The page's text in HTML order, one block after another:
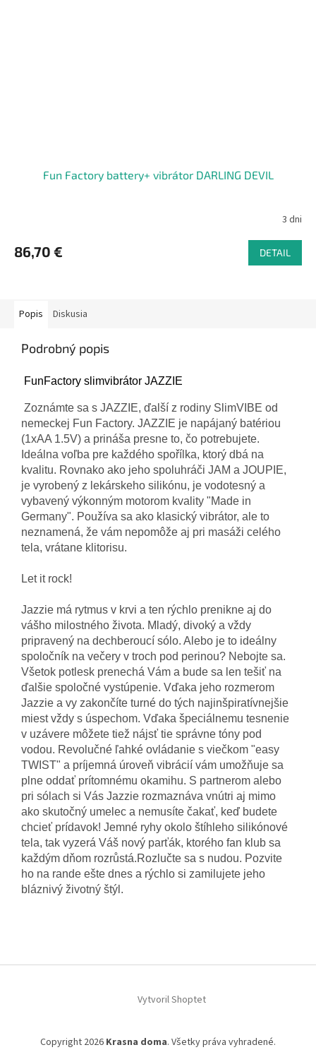
Fun Factory battery+ vibrátor DARLING DEVIL
3 dni
86,70 € DETAIL
Popis Diskusia
Podrobný popis
FunFactory slimvibrátor JAZZIE
Zoznámte sa s JAZZIE, ďalší z rodiny SlimVIBE od
nemeckej Fun Factory. JAZZIE je napájaný batériou
(1xAA 1.5V) a prináša presne to, čo potrebujete.
Ideálna voľba pre každého spořílka, ktorý dbá na
kvalitu. Rovnako ako jeho spoluhráči JAM a JOUPIE,
je vyrobený z lekárskeho silikónu, je vodotesný a
vybavený výkonným motorom kvality "Made in
Germany". Používa sa ako klasický vibrátor, ale to
neznamená, že vám nepomôže aj pri masáži celého
tela, vrátane klitorisu.
Let it rock!
Jazzie má rytmus v krvi a ten rýchlo prenikne aj do
vášho milostného života. Mladý, divoký a vždy
pripravený na dechberoucí sólo. Alebo je to ideálny
spoločník na večery v troch pod perinou? Nebojte sa.
Všetok potlesk prenechá Vám a bude sa len tešiť na
ďalšie spoločné vystúpenie. Vďaka jeho rozmerom
Jazzie a vy zakončíte turné do tých najinšpiratívnejšie
miest vždy s úspechom. Vďaka špeciálnemu tesnenie
v uzávere môžete tiež nájsť tie správne tóny pod
vodou. Revolučné ľahké ovládanie s viečkom "easy
TWIST" a príjemná úroveň vibrácií vám umožňuje sa
plne oddať prítomnému okamihu. S partnerom alebo
pri sólach si Vás Jazzie rozmaznáva vnútri aj mimo
ako skutočný umelec a nemusíte čakať, keď budete
chcieť prídavok! Jemné ryhy okolo štíhleho silikónové
tela, tak vyzerá Váš nový parťák, ktorého fan klub sa
každým dňom rozrůstá.Rozlučte sa s nudou. Pozvite
ho na rande ešte dnes a rýchlo si zamilujete jeho
bláznivý životný štýl.
Vytvoril Shoptet
Copyright 2026 Krasna doma. Všetky práva vyhradené.